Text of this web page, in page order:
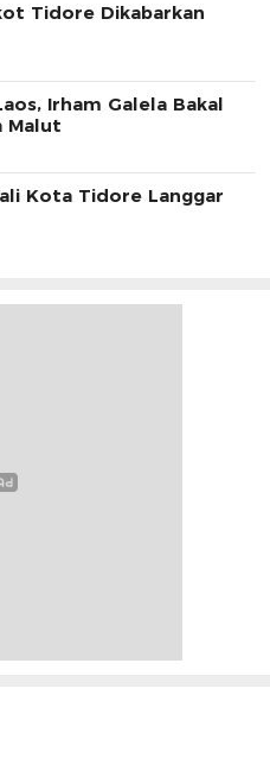
Tidore Dikabarkan
Irham Galela Bakal
Malut
Kota Tidore Langgar